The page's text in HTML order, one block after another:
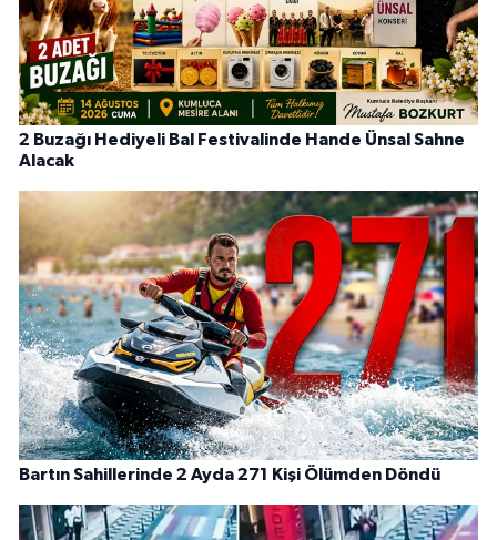
2 Buzağı Hediyeli Bal Festivalinde Hande Ünsal Sahne
Alacak
Bartın Sahillerinde 2 Ayda 271 Kişi Ölümden Döndü